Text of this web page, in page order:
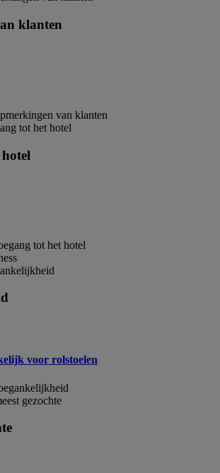
klanten
van klanten
tot het hotel
tot het hotel
voor rolstoelen
gezochte